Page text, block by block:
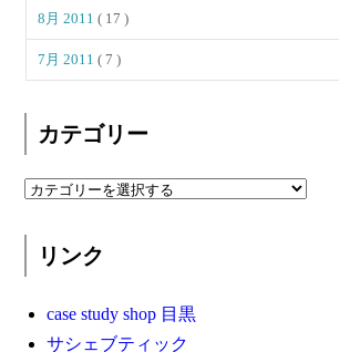
8月 2011( 17 )
7月 2011( 7 )
カテゴリー
リンク
case study shop 目黒
サシェブティック